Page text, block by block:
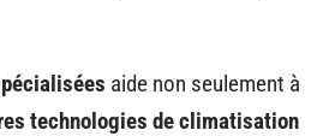
aide non seulement à
technologies de climatisation